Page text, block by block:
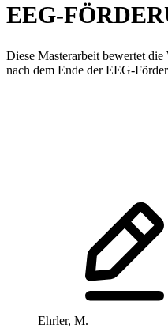
EEG-
Diese Masterarbeit bewertet
nach dem Ende der EEG-
Ehrler, M.